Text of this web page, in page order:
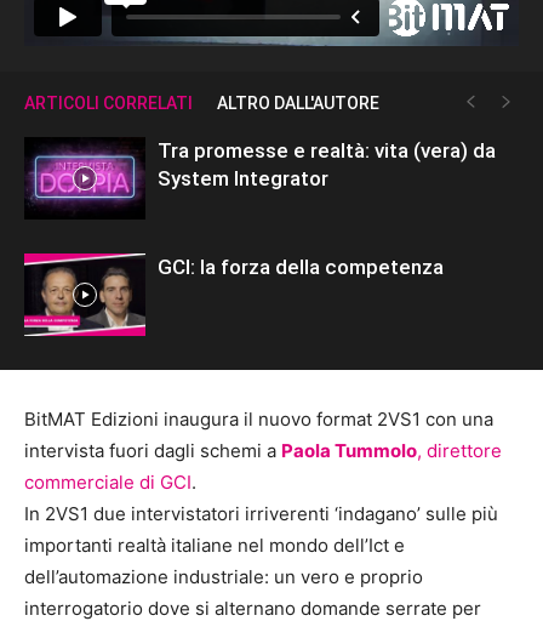
ARTICOLI CORRELATI ALTRO DALL'AUTORE
Tra promesse e realtà: vita (vera) da
System Integrator
GCI: la forza della competenza
BitMAT Edizioni inaugura il nuovo format 2VS1 con una
intervista fuori dagli schemi a Paola Tummolo, direttore
commerciale di GCI.
In 2VS1 due intervistatori irriverenti ‘indagano’ sulle più
importanti realtà italiane nel mondo dell’Ict e
dell’automazione industriale: un vero e proprio
interrogatorio dove si alternano domande serrate per